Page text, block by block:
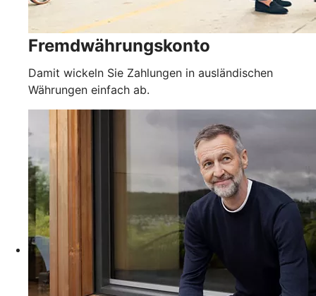
Fremdwährungskonto
Damit wickeln Sie Zahlungen in ausländischen
Währungen einfach ab.